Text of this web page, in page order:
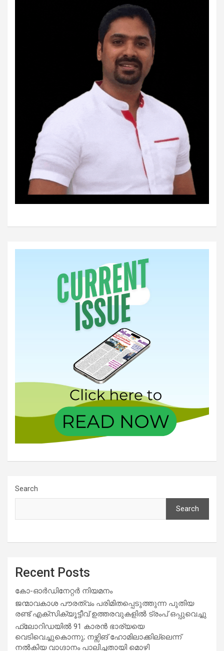
Search
Search
Recent Posts
കോ-ഓർഡിനേറ്റർ നിയമനം
ജന്മാവകാശ പൗരത്വം പരിമിതപ്പെടുത്തുന്ന പുതിയ
രണ്ട് എക്സിക്യൂട്ടീവ് ഉത്തരവുകളിൽ ട്രംപ് ഒപ്പുവെച്ചു
ഫ്ലോറിഡയിൽ 91 കാരൻ ഭാര്യയെ
വെടിവെച്ചുകൊന്നു; നഴ്സിങ് ഹോമിലാക്കില്ലെന്ന്
നൽകിയ വാഗ്ദാനം പാലിച്ചതായി മൊഴി